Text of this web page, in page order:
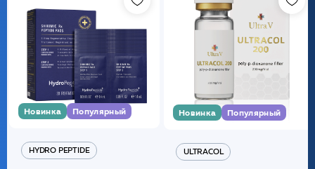
Новинка Популярный
HYDRO PEPTIDE
Новинка Популярный
ULTRACOL